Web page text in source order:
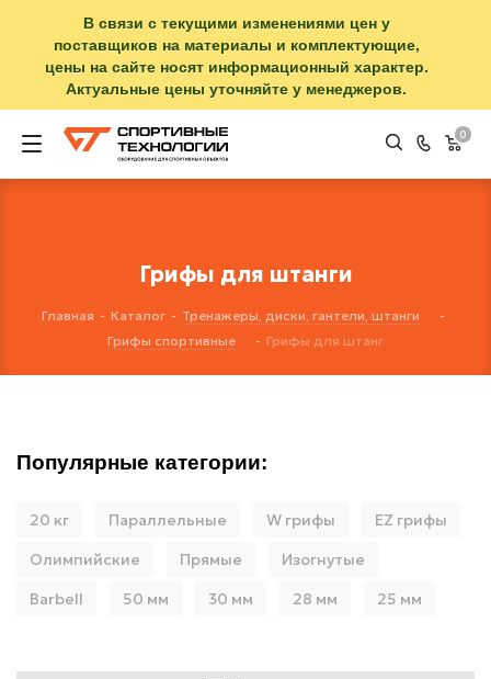
В связи с текущими изменениями цен у
поставщиков на материалы и комплектующие,
цены на сайте носят информационный характер.
Актуальные цены уточняйте у менеджеров.
0
Грифы для штанги
Главная - Каталог - Тренажеры, диски, гантели, штанги
-
Грифы спортивные
- Грифы для штанг
Популярные категории:
20 кг Параллельные W грифы
EZ грифы
Олимпийские
Прямые
Изогнутые
Barbell
50 мм 30 мм 28 мм 25 мм